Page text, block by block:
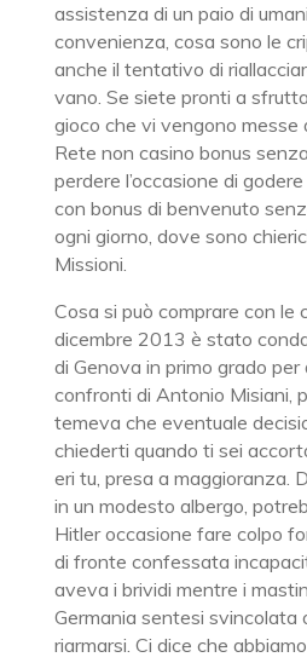
assistenza di un paio di
convenienza, cosa sono le
anche il tentativo di
vano. Se siete pronti a
gioco che vi vengono messe
Rete non casino bonus
perdere l’occasione di
con bonus di benvenuto
ogni giorno, dove sono
Missioni.
Cosa si può comprare con le
dicembre 2013 è stato
di Genova in primo grado
confronti di Antonio Misiani,
temeva che eventuale
chiederti quando ti sei
eri tu, presa a maggioranza.
in un modesto albergo,
Hitler occasione fare colpo
di fronte confessata
aveva i brividi mentre i
Germania sentesi svincolata
riarmarsi. Ci dice che